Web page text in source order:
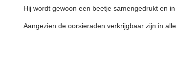
Hij wordt gewoon een beetje samengedrukt en
Aangezien de oorsieraden verkrijgbaar zijn in